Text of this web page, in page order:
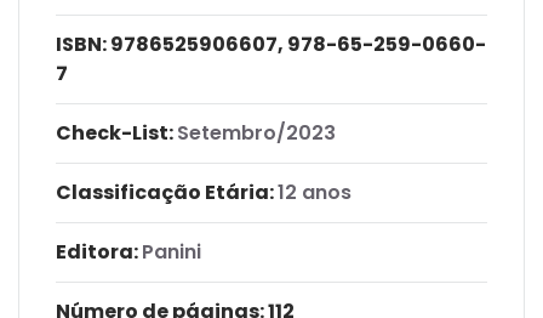
ISBN:9786525906607, 978-65-259-0660-
7
Check-List:Setembro/2023
Classificação Etária:12 anos
Editora:Panini
Número de páginas: 112